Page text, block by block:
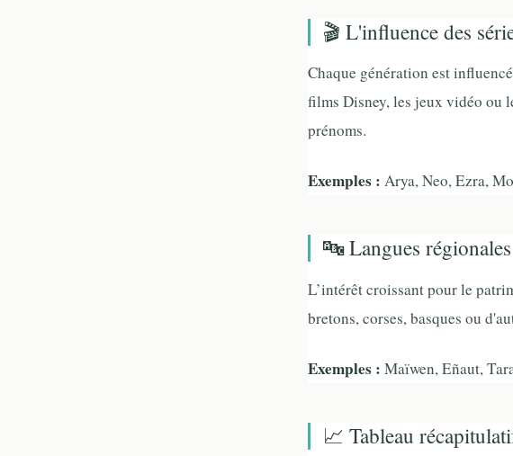
🎬 L'influence des
Chaque génération est
films Disney, les jeux vidéo ou
prénoms.
Exemples : Arya, Neo, Ezra,
🔤 Langues
L’intérêt croissant pour le
bretons, corses, basques ou
Exemples : Maïwen, Eñaut,
📈 Tableau